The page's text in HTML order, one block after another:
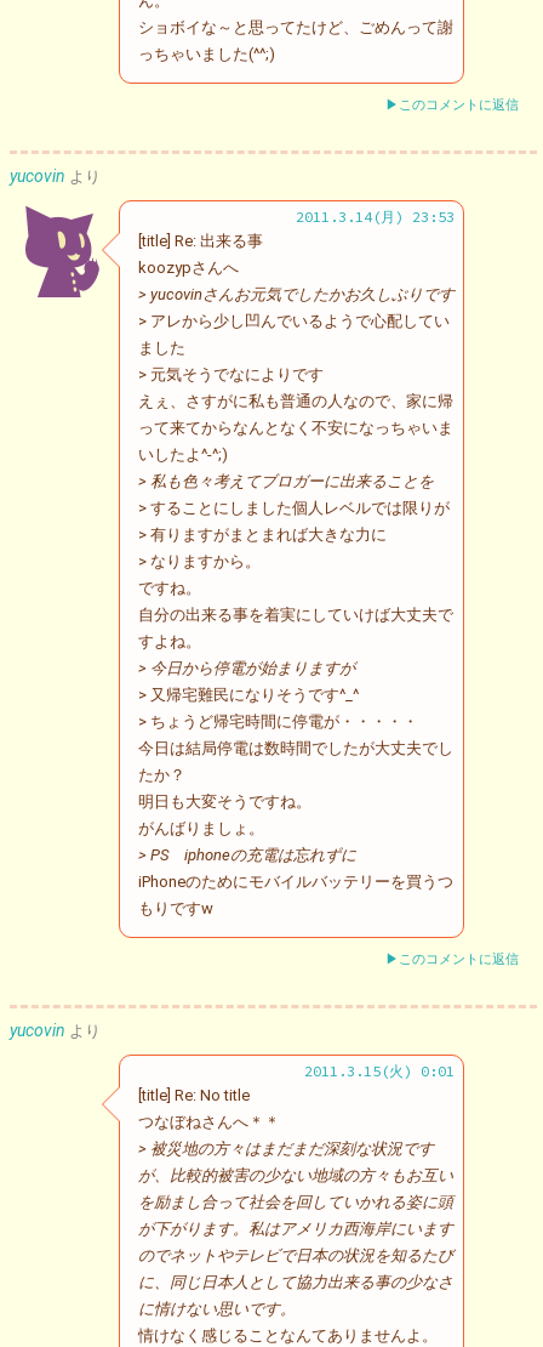
ショボイな～と思ってたけど、ごめんって謝
っちゃいました(^^;)
▶このコメントに返信
yucovin より
2011.3.14(月) 23:53
[title] Re: 出来る事
koozypさんへ
> yucovinさんお元気でしたかお久しぶりです
> アレから少し凹んでいるようで心配してい
ました
> 元気そうでなによりです
えぇ、さすがに私も普通の人なので、家に帰
って来てからなんとなく不安になっちゃいま
いしたよ^-^;)
> 私も色々考えてブロガーに出来ることを
> することにしました個人レベルでは限りが
> 有りますがまとまれば大きな力に
> なりますから。
ですね。
自分の出来る事を着実にしていけば大丈夫で
すよね。
> 今日から停電が始まりますが
> 又帰宅難民になりそうです^_^
> ちょうど帰宅時間に停電が・・・・・
今日は結局停電は数時間でしたが大丈夫でし
たか？
明日も大変そうですね。
がんばりましょ。
> PS iphoneの充電は忘れずに
iPhoneのためにモバイルバッテリーを買うつ
もりですw
▶このコメントに返信
yucovin より
2011.3.15(火) 0:01
[title] Re: No title
つなぼねさんへ＊＊
> 被災地の方々はまだまだ深刻な状況です
が、比較的被害の少ない地域の方々もお互い
を励まし合って社会を回していかれる姿に頭
が下がります。私はアメリカ西海岸にいます
のでネットやテレビで日本の状況を知るたび
に、同じ日本人として協力出来る事の少なさ
に情けない思いです。
情けなく感じることなんてありませんよ。